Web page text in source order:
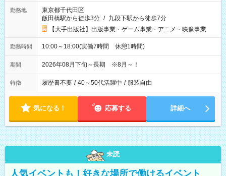
勤務地
東京都千代田区
飯田橋駅から徒歩3分 / 九段下駅から徒歩7分
【大手出版社】出版事業・ゲーム事業・アニメ・映像事業
勤務時間 10:00～18:00(実働7時間 休憩1時間)
期間 2026年08月下旬～長期 ※8月～！
特徴 履歴書不要 / 40～50代活躍中 / 服装自由
気になる！ 応募する 詳細へ
未読
人気イベントも！好きな場所で働けるイベント